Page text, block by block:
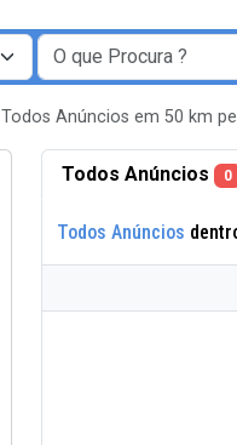
Todos Anúncios em 50 km
Todos Anúncios 0
Todos Anúncios